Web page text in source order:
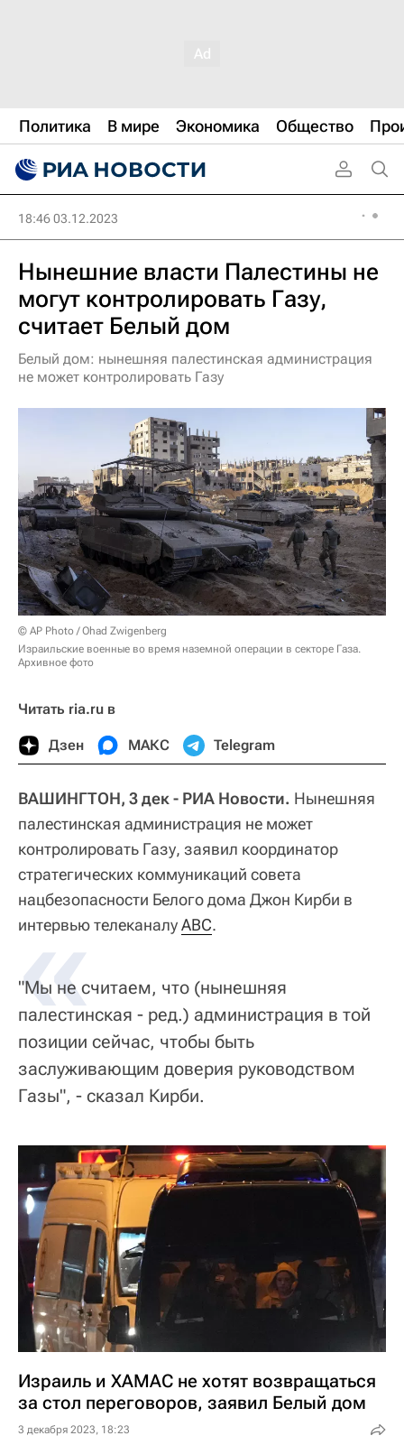
Политика В мире Экономика Общество
18:46 03.12.2023
Нынешние власти Палестины не
могут контролировать Газу,
считает Белый дом
Белый дом: нынешняя палестинская администрация
не может контролировать Газу
© AP Photo / Ohad Zwigenberg
Израильские военные во время наземной операции в секторе Газа.
Архивное фото
Читать ria.ru в
Дзен МАКС Telegram
ВАШИНГТОН, 3 дек - РИА Новости. Нынешняя
палестинская администрация не может
контролировать Газу, заявил координатор
стратегических коммуникаций совета
нацбезопасности Белого дома Джон Кирби в
интервью телеканалуABC.
«
"Мы не считаем, что (нынешняя
палестинская - ред.) администрация в той
позиции сейчас, чтобы быть
заслуживающим доверия руководством
Газы", - сказал Кирби.
Израиль и ХАМАС не хотят возвращаться
за стол переговоров, заявил Белый дом
3 декабря 2023, 18:23